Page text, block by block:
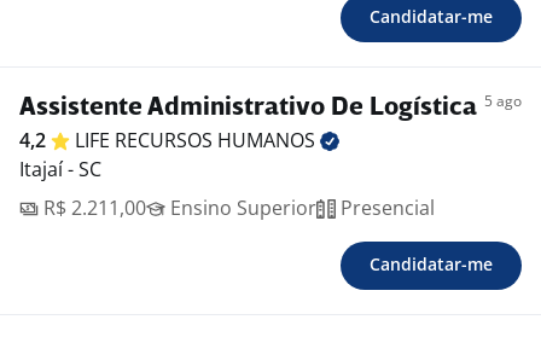
Candidatar-me
Assistente Administrativo De Logística 5 ago
4,2 LIFE RECURSOS HUMANOS
Itajaí - SC
R$ 2.211,00
Ensino Superior Presencial
Candidatar-me